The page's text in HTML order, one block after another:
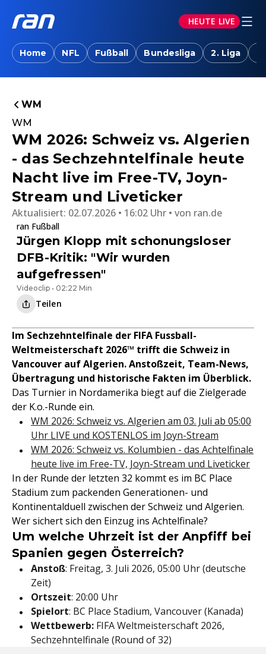
HEUTE LIVE
Home NFL Fußball Bundesliga 2. Liga
WM
WM
WM 2026: Schweiz vs. Algerien
- das Sechzehntelfinale heute
Nacht live im Free-TV, Joyn-
Stream und Liveticker
Aktualisiert: 02.07.2026 • 16:02 Uhr von ran.de
ran Fußball
Jürgen Klopp mit schonungsloser
DFB-Kritik: "Wir wurden
aufgefressen"
Videoclip • 02:22 Min
Teilen
Im Sechzehntelfinale der FIFA Fussball-
Weltmeisterschaft 2026™ trifft die Schweiz in
Vancouver auf Algerien. Anstoßzeit, Team-News,
Übertragung und historische Fakten im Überblick.
Das Turnier in Nordamerika biegt auf die Zielgerade
der K.o.-Runde ein.
WM 2026: Schweiz vs. Algerien am 03. Juli ab 05:00
Uhr LIVE und KOSTENLOS im Joyn-Stream
WM 2026: Schweiz vs. Kolumbien - das Achtelfinale
heute live im Free-TV, Joyn-Stream und Liveticker
In der Runde der letzten 32 kommt es im BC Place
Stadium zum packenden Generationen- und
Kontinentalduell zwischen der Schweiz und Algerien.
Wer sichert sich den Einzug ins Achtelfinale?
Um welche Uhrzeit ist der Anpfiff bei
Spanien gegen Österreich?
Anstoß: Freitag, 3. Juli 2026, 05:00 Uhr (deutsche
Zeit)
Ortszeit: 20:00 Uhr
Spielort: BC Place Stadium, Vancouver (Kanada)
Wettbewerb: FIFA Weltmeisterschaft 2026,
Sechzehntelfinale (Round of 32)